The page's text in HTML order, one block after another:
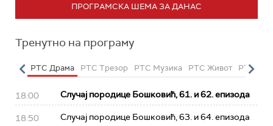
ПРОГРАМСКА ШЕМА ЗА ДАНАС
Тренутно на програму
РТС Драма РТС Трезор РТС Музика РТС Живот РТС
18:00 Случај породице Бошковић, 61. и 62. епизода
18:50 Случај породице Бошковић, 63. и 64. епизода